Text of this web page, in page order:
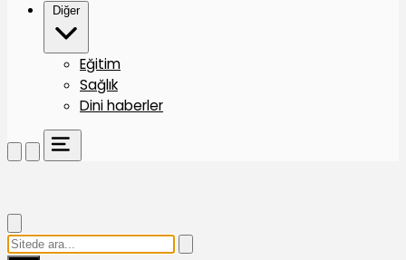
Diğer
Eğitim
Sağlık
Dini haberler